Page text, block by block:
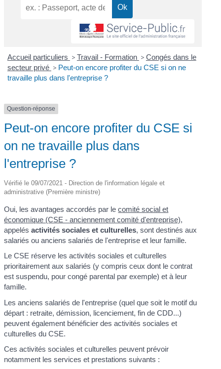
Accueil particuliers > Travail - Formation > Congés dans le
secteur privé > Peut-on encore profiter du CSE si on ne
travaille plus dans l'entreprise ?
Question-réponse
Peut-on encore profiter du CSE si
on ne travaille plus dans
l'entreprise ?
Vérifié le 09/07/2021 - Direction de l'information légale et
administrative (Première ministre)
Oui, les avantages accordés par lecomité social et
économique (CSE - anciennement comité d'entreprise),
appelésactivités sociales et culturelles, sont destinés aux
salariés ou anciens salariés de l'entreprise et leur famille.
Le CSE réserve les activités sociales et culturelles
prioritairement aux salariés (y compris ceux dont le contrat
est suspendu, pour congé parental par exemple) et à leur
famille.
Les anciens salariés de l'entreprise (quel que soit le motif du
départ : retraite, démission, licenciement, fin de CDD...)
peuvent également bénéficier des activités sociales et
culturelles du CSE.
Ces activités sociales et culturelles peuvent prévoir
notamment les services et prestations suivants :